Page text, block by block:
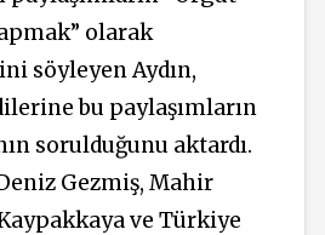
olarak
söyleyen Aydın,
bu paylaşımların
sorulduğunu aktardı.
Gezmiş, Mahir
ve Türkiye